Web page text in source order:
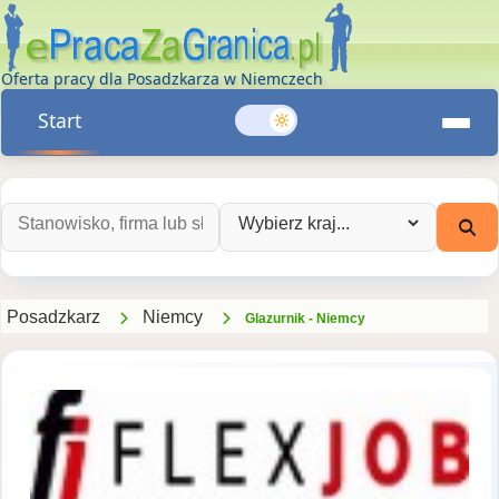
Oferta pracy dla Posadzkarza w Niemczech
Start
Szukaj ofert pracy: Wybierz kraj:
Posadzkarz Niemcy Glazurnik - Niemcy